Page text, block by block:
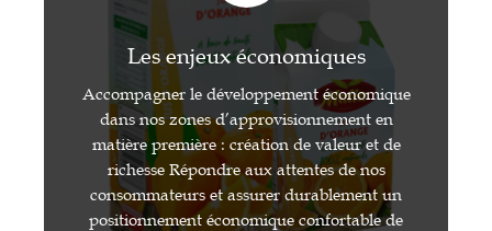
Les enjeux économiques
Accompagner le développement économique
dans nos zones d’approvisionnement en
matière première : création de valeur et de
richesse Répondre aux attentes de nos
consommateurs et assurer durablement un
positionnement économique confortable de